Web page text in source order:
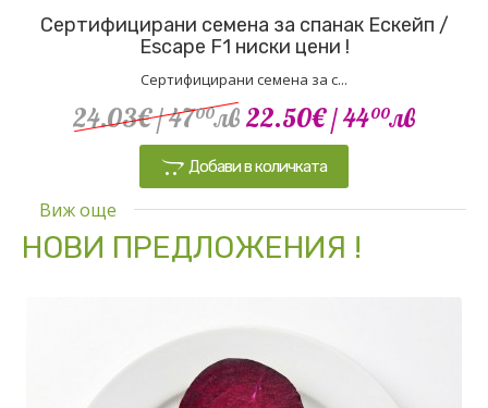
Сертифицирани семена за спанак Ескейп /
Escape F1 ниски цени !
Сертифицирани семена за с...
24.03€/ 4700лв 22.50€/ 4400лв
Добави в количката
Виж още
НОВИ ПРЕДЛОЖЕНИЯ !